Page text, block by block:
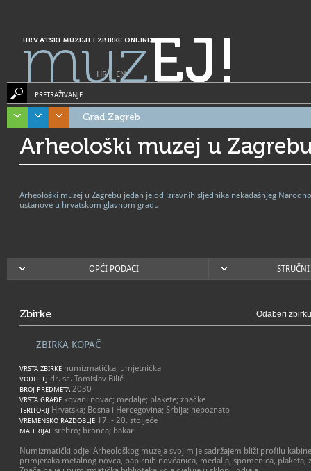
HRVATSKI MUZEJI I ZBIRKE ONLINE
muzEJ!
HR| EN
PRETRAŽIVANJE
Grad Zagreb
Arheološki muzej u
Arheološki muzej u Zagrebu jedan je od izravnih sljednika nekadašnjeg
ustanove u hrvatskom glavnom gradu
OPĆI PODACI
Zbirke
ZBIRKA KOPAČ
VRSTA ZBIRKE numizmatička, umjetnička
VODITELJ dr. sc. Tomislav Bilić
BROJ PREDMETA 2030
VRSTA GRAĐE kovani novac; medalje; plakete; značke
TERITORIJ Hrvatska; Bosna i Hercegovina; Srbija; nepoznato
VREMENSKO RAZDOBLJE 17. - 20. stoljeće
MATERIJAL srebro; bronca; bakar
Numizmatički odjel Arheološkog muzeja svojim je sadržajem bliži profilu
primjeraka metalnog novca, papirnih novčanica, medalja, spomenica, plaketa,